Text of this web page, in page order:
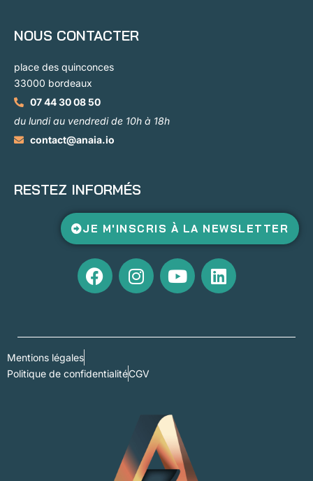
NOUS CONTACTER
place des quinconces
33000 bordeaux
07 44 30 08 50
du lundi au vendredi de 10h à 18h
contact@anaia.io
RESTEZ INFORMÉS
JE M'INSCRIS À LA NEWSLETTER
Mentions légales
Politique de confidentialitéCGV